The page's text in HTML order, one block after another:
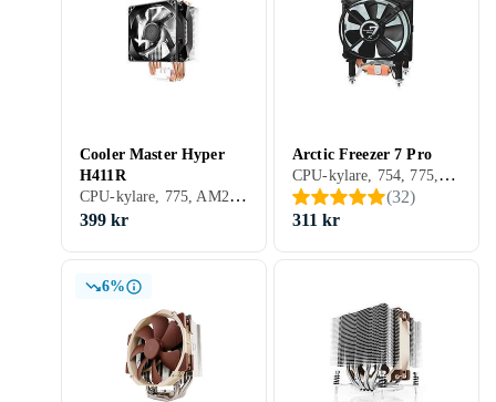
Cooler Master Hyper
H411R
CPU-kylare, 775, AM2/AM3, 1366, 1156, 1155, 2011, AM2+, AM3+, FM1, FM2, 1150, FM2+, 1151, 2011-3, 2066, Aktiv kylning (fläkt)
399 kr
Arctic Freezer 7 Pro
CPU-kylare, 754, 775, 939, 940, AM2/AM3, 1366, 1156, 1155, AM2+, AM3+, FM1, FM2, 1150, FM2+, 1151, Aktiv kylning (fläkt)
(32)
311 kr
6%